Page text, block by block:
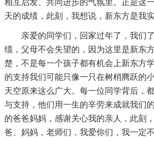
相互启发、共同进步的气氛里。正是这
天的成绩，此刻，我想说，新东方是我
亲爱的同学们，回家过年了，我们
绩，父母不会失望的，因为这里是新东
楚，不是每一个孩子都有机会上新东方
的支持我们可能只像一只在树梢腾跃的
天空原来这么广大。每一位同学背后，
与支持，他们用一生的辛劳来成就我们
的爸爸妈妈，感谢关心我的亲人，此刻
爸、妈妈，老师们，我爱你们，我一定